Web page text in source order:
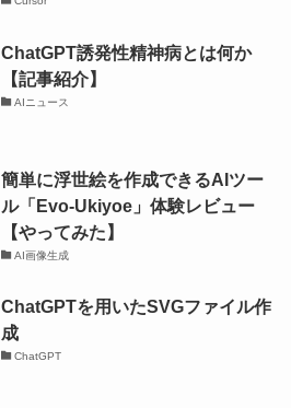
ChatGPT誘発性精神病とは何か
【記事紹介】
AIニュース
簡単に浮世絵を作成できるAIツー
ル「Evo-Ukiyoe」体験レビュー
【やってみた】
AI画像生成
ChatGPTを用いたSVGファイル作
成
ChatGPT